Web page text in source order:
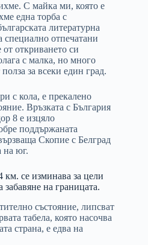
С майка ми, която е
една торба с
литературна
отпечатани
откриването си
с малка, но много
за всеки един град.
с кола, е прекалено
Връзката с България
8 е изцяло
поддържаната
Скопие с Белград
на юг.
км. се изминава за цели
на границата.
състояние, липсват
табела, която насочва
страна, е едва на